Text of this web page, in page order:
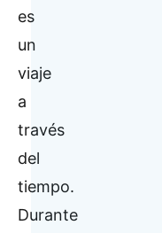
es
un
viaje
a
través
del
tiempo.
Durante